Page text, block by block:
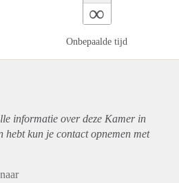
∞
Onbepaalde tijd
informatie over deze Kamer in
hebt kun je contact opnemen met